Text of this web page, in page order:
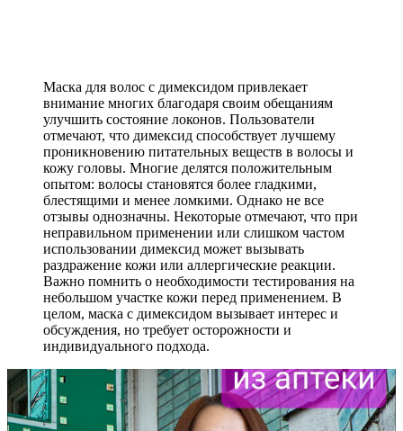
Маска для волос с димексидом привлекает
внимание многих благодаря своим обещаниям
улучшить состояние локонов. Пользователи
отмечают, что димексид способствует лучшему
проникновению питательных веществ в волосы и
кожу головы. Многие делятся положительным
опытом: волосы становятся более гладкими,
блестящими и менее ломкими. Однако не все
отзывы однозначны. Некоторые отмечают, что при
неправильном применении или слишком частом
использовании димексид может вызывать
раздражение кожи или аллергические реакции.
Важно помнить о необходимости тестирования на
небольшом участке кожи перед применением. В
целом, маска с димексидом вызывает интерес и
обсуждения, но требует осторожности и
индивидуального подхода.